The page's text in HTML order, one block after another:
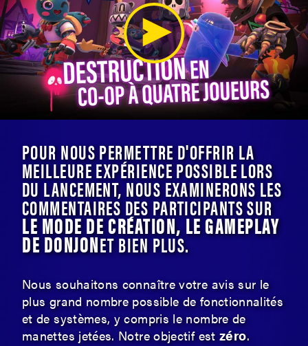
POUR NOUS PERMETTRE D'OFFRIR LA
MEILLEURE EXPÉRIENCE POSSIBLE LORS
DU LANCEMENT, NOUS EXAMINERONS LES
COMMENTAIRES DES PARTICIPANTS SUR
LE MODE DE CRÉATION, LE GAMEPLAY
DE DONJONET BIEN PLUS.
Nous souhaitons connaître votre avis sur le
plus grand nombre possible de fonctionnalités
et de systèmes, y compris le nombre de
manettes jetées. Notre objectif estzéro.